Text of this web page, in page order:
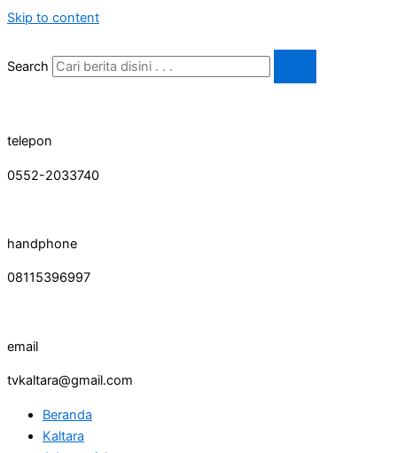
Skip to content
Search
telepon
0552-2033740
handphone
08115396997
email
tvkaltara@gmail.com
Beranda
Kaltara